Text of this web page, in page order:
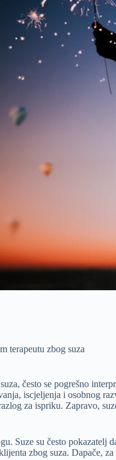
terapeutu zbog suza
često se pogrešno
iscjeljenja i osobnog
za ispriku. Zapravo,
Suze su često pokazatelj
zbog suza. Dapače,